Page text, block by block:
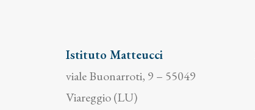
Istituto Matteucci
viale Buonarroti, 9 – 55049
Viareggio (LU)